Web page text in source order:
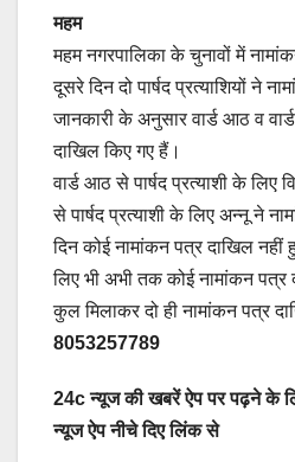
महम
महम नगरपालिका के चुनावों में
दूसरे दिन दो पार्षद प्रत्याशियों ने
जानकारी के अनुसार वार्ड आठ व
दाखिल किए गए हैं।
वार्ड आठ से पार्षद प्रत्याशी के लिए
से पार्षद प्रत्याशी के लिए अन्नू ने
दिन कोई नामांकन पत्र दाखिल
लिए भी अभी तक कोई नामांकन
कुल मिलाकर दो ही नामांकन पत्र
8053257789
24c न्यूज की खबरें ऐप पर पढ़ने के
न्यूज ऐप नीचे दिए लिंक से